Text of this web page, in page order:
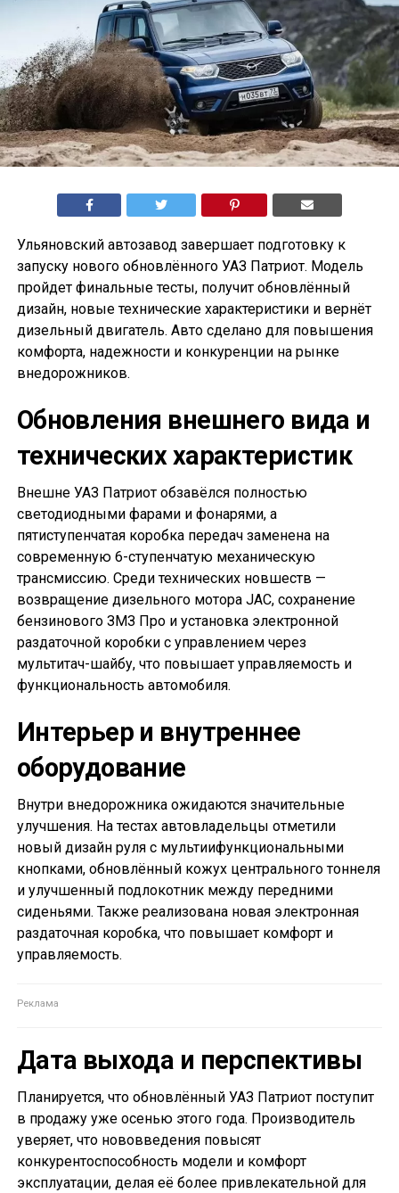
Ульяновский автозавод завершает подготовку к
запуску нового обновлённого УАЗ Патриот. Модель
пройдет финальные тесты, получит обновлённый
дизайн, новые технические характеристики и вернёт
дизельный двигатель. Авто сделано для повышения
комфорта, надежности и конкуренции на рынке
внедорожников.
Обновления внешнего вида и
технических характеристик
Внешне УАЗ Патриот обзавёлся полностью
светодиодными фарами и фонарями, а
пятиступенчатая коробка передач заменена на
современную 6-ступенчатую механическую
трансмиссию. Среди технических новшеств —
возвращение дизельного мотора JAC, сохранение
бензинового ЗМЗ Про и установка электронной
раздаточной коробки с управлением через
мультитач-шайбу, что повышает управляемость и
функциональность автомобиля.
Интерьер и внутреннее
оборудование
Внутри внедорожника ожидаются значительные
улучшения. На тестах автовладельцы отметили
новый дизайн руля с мультиифункциональными
кнопками, обновлённый кожух центрального тоннеля
и улучшенный подлокотник между передними
сиденьями. Также реализована новая электронная
раздаточная коробка, что повышает комфорт и
управляемость.
Дата выхода и перспективы
Планируется, что обновлённый УАЗ Патриот поступит
в продажу уже осенью этого года. Производитель
уверяет, что нововведения повысят
конкурентоспособность модели и комфорт
эксплуатации, делая её более привлекательной для